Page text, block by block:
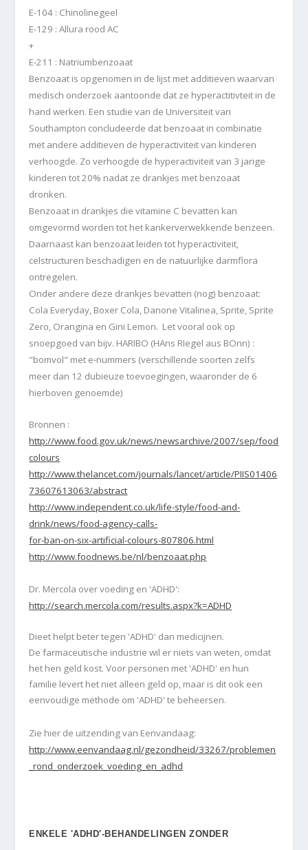
E-104 : Chinolinegeel
E-129 : Allura rood AC
+
E-211 : Natriumbenzoaat
Benzoaat is opgenomen in de lijst met additieven waarvan
medisch onderzoek aantoonde dat ze hyperactitivteit in de
hand werken. Een studie van de Universiteit van
Southampton concludeerde dat benzoaat in combinatie
met andere additieven de hyperactiviteit van kinderen
verhoogde. Zo verhoogde de hyperactiviteit van 3 jarige
kinderen tot 20% nadat ze drankjes met benzoaat
dronken.
Benzoaat in drankjes die vitamine C bevatten kan
omgevormd worden tot het kankerverwekkende benzeen.
Daarnaast kan benzoaat leiden tot hyperactiviteit,
celstructuren beschadigen en de natuurlijke darmflora
ontregelen.
Onder andere deze drankjes bevatten (nog) benzoaat:
Cola Everyday, Boxer Cola, Danone Vitalinea, Sprite, Sprite
Zero, Orangina en Gini Lemon. Let vooral ook op
snoepgoed van bijv. HARIBO (HAns RIegel aus BOnn) :
"bomvol" met e-nummers (verschillende soorten zelfs
meer dan 12 dubieuze toevoegingen, waaronder de 6
hierboven genoemde)
Bronnen :
http://www.food.gov.uk/news/newsarchive/2007/sep/food
colours
http://www.thelancet.com/journals/lancet/article/PIIS01406
73607613063/abstract
http://www.independent.co.uk/life-style/food-and-
drink/news/food-agency-calls-
for-ban-on-six-artificial-colours-807806.html
http://www.foodnews.be/nl/benzoaat.php
Dr. Mercola over voeding en 'ADHD':
http://search.mercola.com/results.aspx?k=ADHD
Dieet helpt beter tegen 'ADHD' dan medicijnen.
De farmaceutische industrie wil er niets van weten, omdat
het hen geld kost. Voor personen met 'ADHD' en hun
familie levert het niet alleen geld op, maar is dit ook een
eenvoudige methode om 'ADHD' te beheersen.
Zie hier de uitzending van Eenvandaag:
http://www.eenvandaag.nl/gezondheid/33267/problemen
_rond_onderzoek_voeding_en_adhd
ENKELE 'ADHD'-BEHANDELINGEN ZONDER